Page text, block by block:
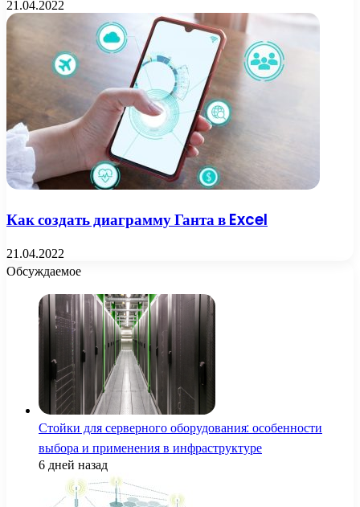
21.04.2022
Как создать диаграмму Ганта в Excel
21.04.2022
Обсуждаемое
Стойки для серверного оборудования: особенности
выбора и применения в инфраструктуре
6 дней назад